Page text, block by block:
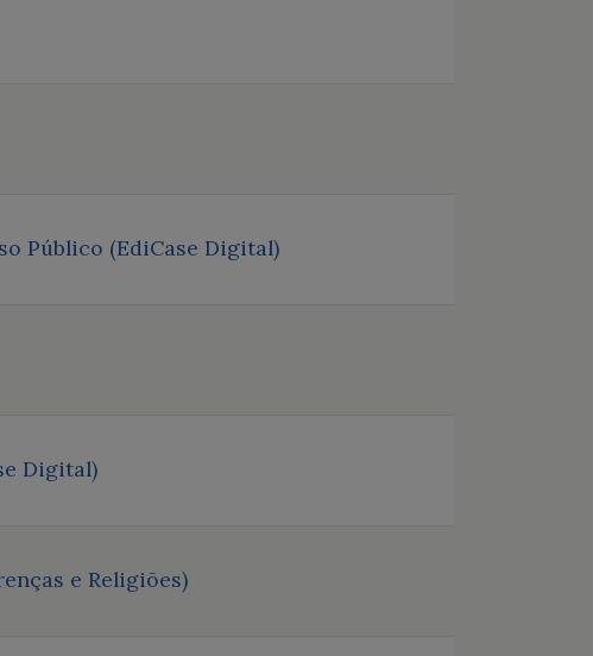
Público (EdiCase Digital)
Digital)
e Religiões)